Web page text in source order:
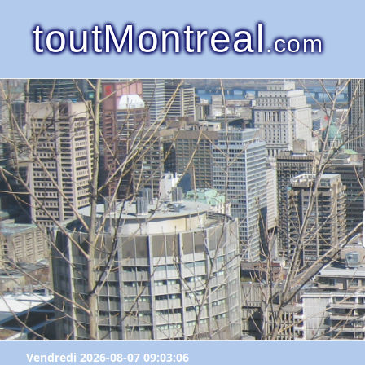
toutMontreal.com
Vendredi 2026-08-07 09:03:06